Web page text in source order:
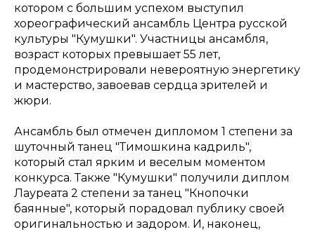
котором с большим успехом выступил
хореографический ансамбль Центра русской
культуры "Кумушки". Участницы ансамбля,
возраст которых превышает 55 лет,
продемонстрировали невероятную энергетику
и мастерство, завоевав сердца зрителей и
жюри.
Ансамбль был отмечен дипломом 1 степени за
шуточный танец "Тимошкина кадриль",
который стал ярким и веселым моментом
конкурса. Также "Кумушки" получили диплом
Лауреата 2 степени за танец "Кнопочки
баянные", который порадовал публику своей
оригинальностью и задором. И, наконец,